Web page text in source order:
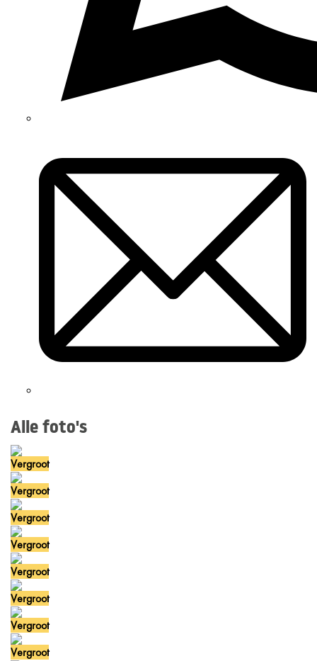
Alle foto's
Vergroot
Vergroot
Vergroot
Vergroot
Vergroot
Vergroot
Vergroot
Vergroot